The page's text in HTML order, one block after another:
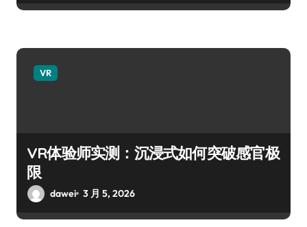
VR
VR体验师实测：沉浸式如何突破感官极
限
dawei 3 月 5, 2026